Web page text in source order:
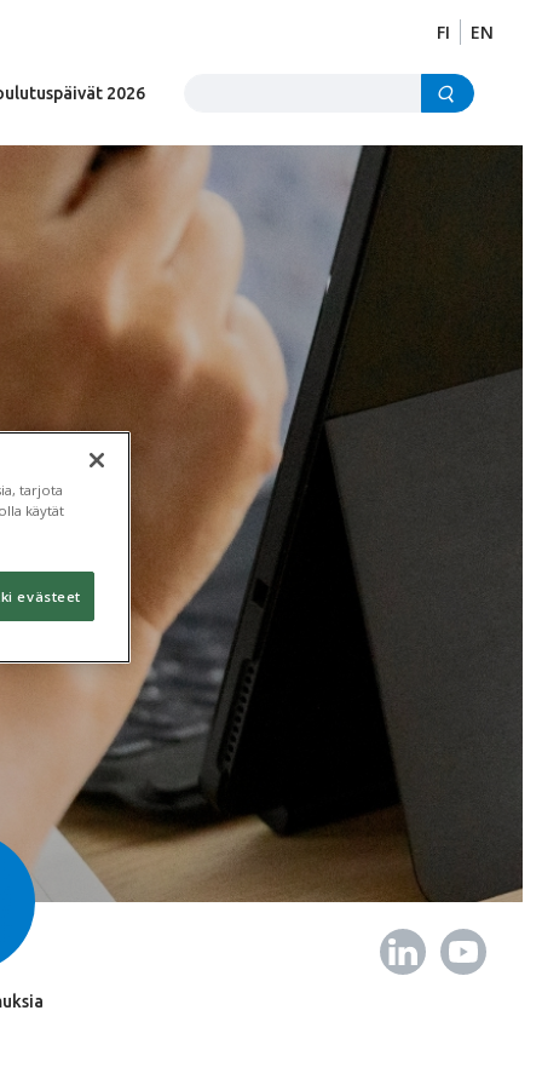
FI EN
2026
tarjota
käytät
evästeet